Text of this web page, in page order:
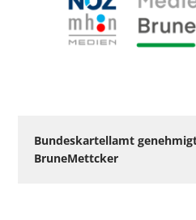
Bundeskartellamt
BruneMettcker